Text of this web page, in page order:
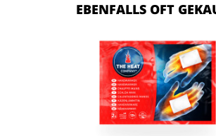
EBENFALLS OFT